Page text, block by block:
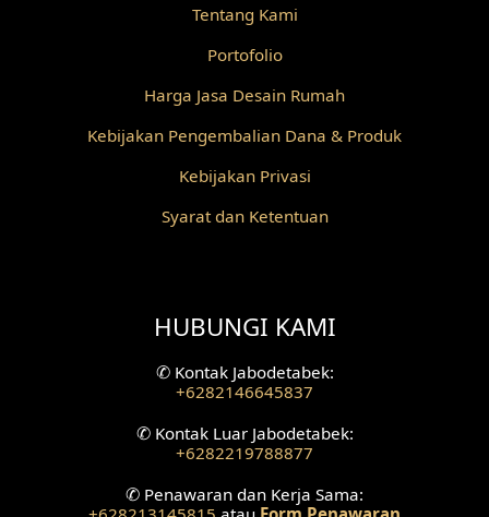
Desain Partisi
Desain Fasad Depan
Desain Fasad Belakang
Desain Ruang Studio Musik
Fasad Rumah American Style
Desain Interior Villa
Tentang Kami
Portofolio
Harga Jasa Desain Rumah
Kebijakan Pengembalian Dana & Produk
Kebijakan Privasi
Syarat dan Ketentuan
HUBUNGI KAMI
✆Kontak Jabodetabek:
+6282146645837
✆Kontak Luar Jabodetabek:
+6282219788877
✆ Penawaran dan Kerja Sama: